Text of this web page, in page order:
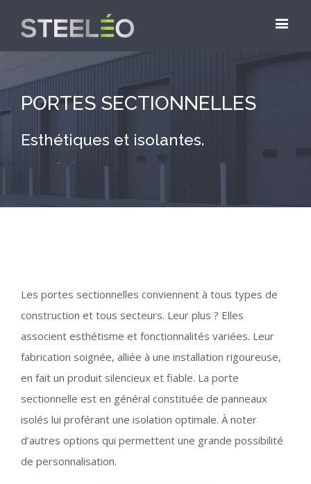
PORTES SECTIONNELLES
Esthétiques et isolantes.
Les portes sectionnelles conviennent à tous types de
construction et tous secteurs. Leur plus ? Elles
associent esthétisme et fonctionnalités variées. Leur
fabrication soignée, alliée à une installation rigoureuse,
en fait un produit silencieux et fiable. La porte
sectionnelle est en général constituée de panneaux
isolés lui proférant une isolation optimale. À noter
d’autres options qui permettent une grande possibilité
de personnalisation.